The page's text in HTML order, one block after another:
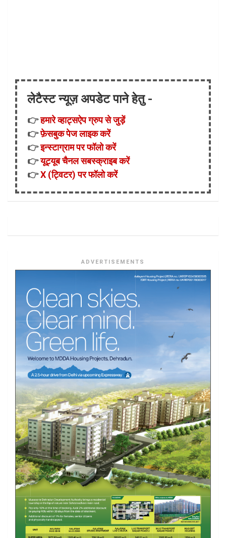
लेटैस्ट न्यूज़ अपडेट पाने हेतु -
👉हमारे व्हाट्सऐप ग्रुप से जुड़ें
👉फ़ेसबुक पेज लाइक करें
👉इन्स्टाग्राम पर फॉलो करें
👉यूट्यूब चैनल सबस्क्राइब करें
👉X (ट्विटर) पर फॉलो करें
ADVERTISEMENTS